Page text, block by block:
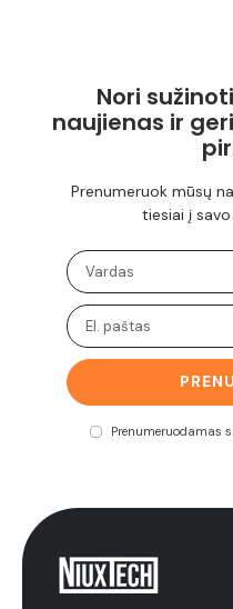
Nori
naujienas ir
Prenumeruok mūsų
tiesiai į
Prenumeruodamas